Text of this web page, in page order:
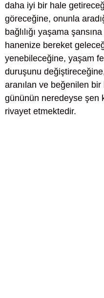
daha iyi bir hale
göreceğine, onunla
bağlılığı yaşama
hanenize bereket
yenebileceğine, yaşam
duruşunu
aranılan ve beğenilen
gününün neredeyse şen
rivayet etmektedir.